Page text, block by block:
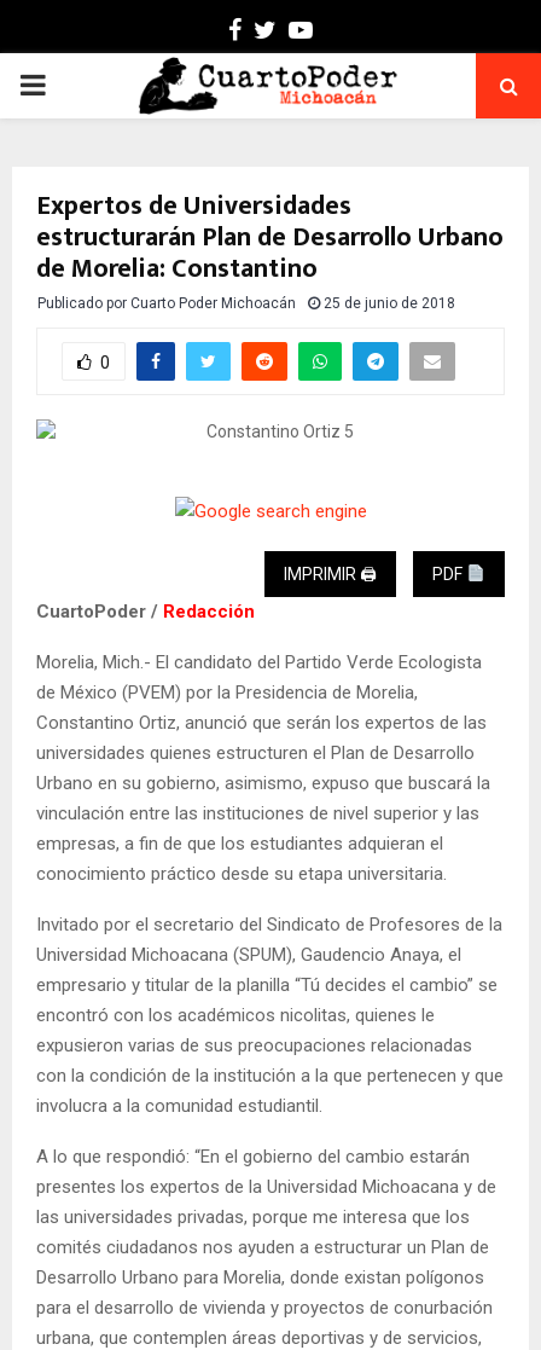
Facebook
TwitterYoutube
PRIMARY
Expertos de Universidades
estructurarán Plan de Desarrollo Urbano
de Morelia: Constantino
Publicado por Cuarto Poder Michoacán 25 de junio de 2018
0
IMPRIMIR 🖨 PDF
CuartoPoder / Redacción
Morelia, Mich.- El candidato del Partido Verde Ecologista
de México (PVEM) por la Presidencia de Morelia,
Constantino Ortiz, anunció que serán los expertos de las
universidades quienes estructuren el Plan de Desarrollo
Urbano en su gobierno, asimismo, expuso que buscará la
vinculación entre las instituciones de nivel superior y las
empresas, a fin de que los estudiantes adquieran el
conocimiento práctico desde su etapa universitaria.
Invitado por el secretario del Sindicato de Profesores de la
Universidad Michoacana (SPUM), Gaudencio Anaya, el
empresario y titular de la planilla “Tú decides el cambio” se
encontró con los académicos nicolitas, quienes le
expusieron varias de sus preocupaciones relacionadas
con la condición de la institución a la que pertenecen y que
involucra a la comunidad estudiantil.
A lo que respondió: “En el gobierno del cambio estarán
presentes los expertos de la Universidad Michoacana y de
las universidades privadas, porque me interesa que los
comités ciudadanos nos ayuden a estructurar un Plan de
Desarrollo Urbano para Morelia, donde existan polígonos
para el desarrollo de vivienda y proyectos de conurbación
urbana, que contemplen áreas deportivas y de servicios,